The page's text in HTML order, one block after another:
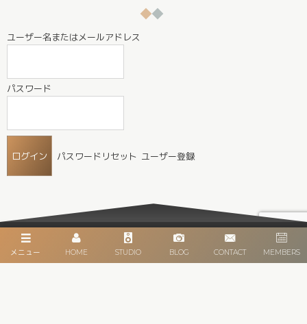
ユーザー名またはメールアドレス
パスワード
パスワードリセット ユーザー登録
メニュー HOME STUDIO BLOG CONTACT MEMBERS